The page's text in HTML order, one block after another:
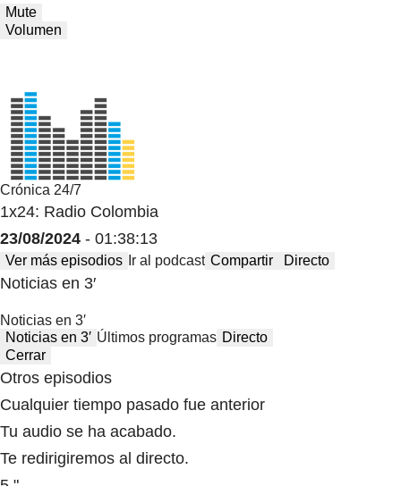
Mute
Volumen
Crónica 24/7
1x24: Radio Colombia
23/08/2024 - 01:38:13
Ver más episodios Ir al podcast Compartir Directo
Noticias en 3′
Noticias en 3′
Noticias en 3′ Últimos programas Directo
Cerrar
Otros episodios
Cualquier tiempo pasado fue anterior
Tu audio se ha acabado.
Te redirigiremos al directo.